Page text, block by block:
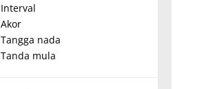
English
Interval
Akor
Tangga nada
Tanda mula